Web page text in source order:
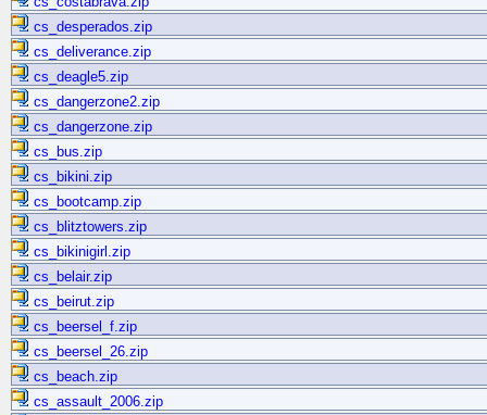
cs_desperados.zip
cs_deliverance.zip
cs_deagle5.zip
cs_dangerzone2.zip
cs_dangerzone.zip
cs_bus.zip
cs_bikini.zip
cs_bootcamp.zip
cs_blitztowers.zip
cs_bikinigirl.zip
cs_belair.zip
cs_beirut.zip
cs_beersel_f.zip
cs_beersel_26.zip
cs_beach.zip
cs_assault_2006.zip